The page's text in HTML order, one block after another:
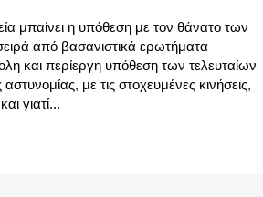
μπαίνει η υπόθεση με τον θάνατο των
από βασανιστικά ερωτήματα
και περίεργη υπόθεση των τελευταίων
με τις στοχευμένες κινήσεις,
γιατί...